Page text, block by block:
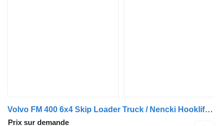
Volvo FM 400 6x4 Skip Loader Truck / Nencki Hooklift / Radio Remote Co
Prix sur demande